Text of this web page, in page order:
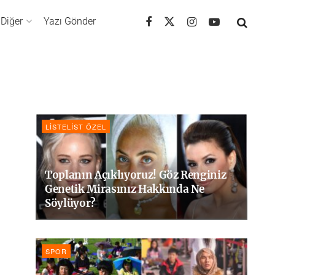
Diğer Yazı Gönder
LISTELIST ÖZEL
Toplanın Açıklıyoruz! Göz Renginiz
Genetik Mirasınız Hakkında Ne
Söylüyor?
SPOR